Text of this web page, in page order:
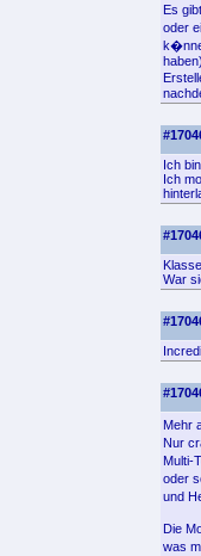
Es
oder
haben).
Ich
Ich
War
Mehr
Nur
Multi-
oder
und
Die
was